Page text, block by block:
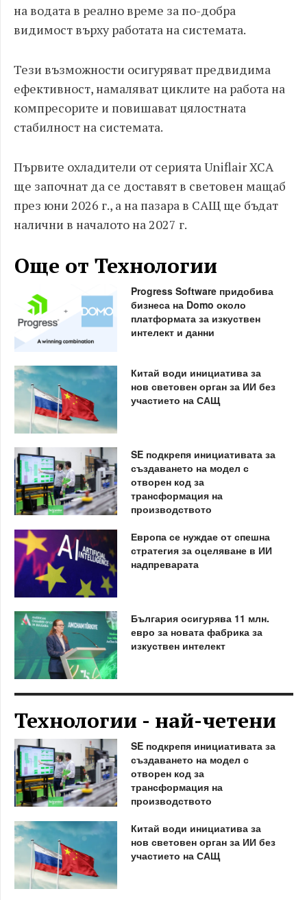
на водата в реално време за по-добра
видимост върху работата на системата.
Тези възможности осигуряват предвидима
ефективност, намаляват циклите на работа на
компресорите и повишават цялостната
стабилност на системата.
Първите охладители от серията Uniflair XCA
ще започнат да се доставят в световен мащаб
през юни 2026 г., а на пазара в САЩ ще бъдат
налични в началото на 2027 г.
Още от Технологии
Progress Software придобива
бизнеса на Domo около
платформата за изкуствен
интелект и данни
Китай води инициатива за
нов световен орган за ИИ без
участието на САЩ
SE подкрепя инициативата за
създаването на модел с
отворен код за
трансформация на
производството
Европа се нуждае от спешна
стратегия за оцеляване в ИИ
надпреварата
България осигурява 11 млн.
евро за новата фабрика за
изкуствен интелект
Технологии - най-четени
SE подкрепя инициативата за
създаването на модел с
отворен код за
трансформация на
производството
Китай води инициатива за
нов световен орган за ИИ без
участието на САЩ